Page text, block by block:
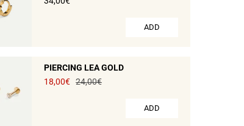
ADD
PIERCING LEA GOLD
18,00€ 24,00€
ADD